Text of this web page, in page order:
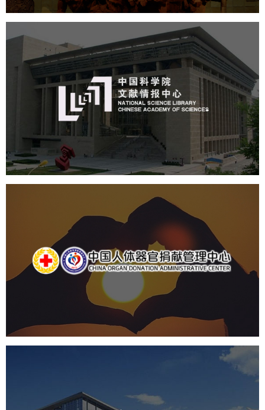
中国科学院文献情报中心
网站建设
数字博物馆建设
展厅空间设计
产品展厅设计
中国人体器官捐献管理中心
国企 品牌官网 网站建设
国家会议中心